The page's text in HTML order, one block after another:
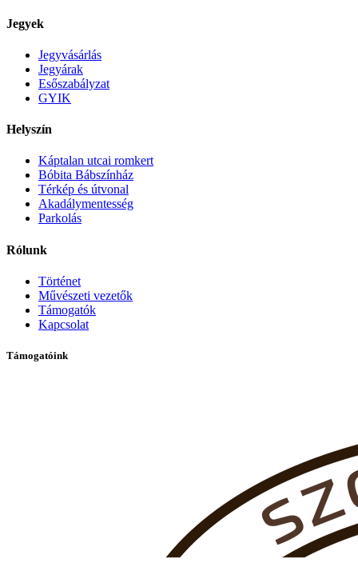
Jegyek
Jegyvásárlás
Jegyárak
Esőszabályzat
GYIK
Helyszín
Káptalan utcai romkert
Bóbita Bábszínház
Térkép és útvonal
Akadálymentesség
Parkolás
Rólunk
Történet
Művészeti vezetők
Támogatók
Kapcsolat
Támogatóink